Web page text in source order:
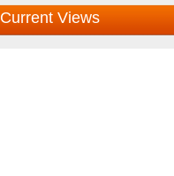
Current Views